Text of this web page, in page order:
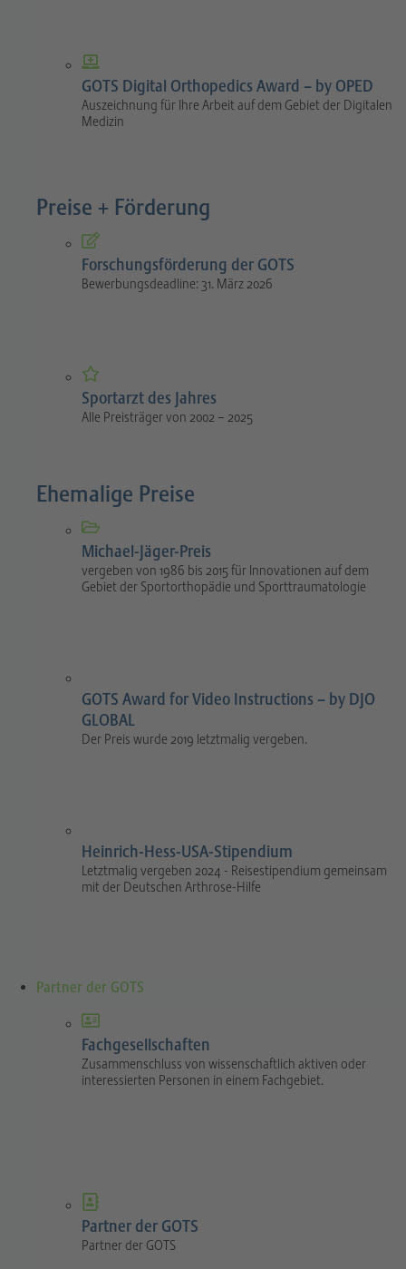
GOTS Digital Orthopedics Award – by OPED
Auszeichnung für Ihre Arbeit auf dem Gebiet der Digitalen
Medizin
Preise + Förderung
Forschungsförderung der GOTS
Bewerbungsdeadline: 31. März 2026
Sportarzt des Jahres
Alle Preisträger von 2002 – 2025
Ehemalige Preise
Michael-Jäger-Preis
vergeben von 1986 bis 2015 für Innovationen auf dem
Gebiet der Sportorthopädie und Sporttraumatologie
GOTS Award for Video Instructions – by DJO
GLOBAL
Der Preis wurde 2019 letztmalig vergeben.
Heinrich-Hess-USA-Stipendium
Letztmalig vergeben 2024 - Reisestipendium gemeinsam
mit der Deutschen Arthrose-Hilfe
Partner der GOTS
Fachgesellschaften
Zusammenschluss von wissenschaftlich aktiven oder
interessierten Personen in einem Fachgebiet.
Partner der GOTS
Partner der GOTS